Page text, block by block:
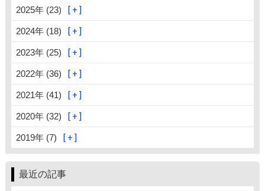
2025年 (23)
2024年 (18)
2023年 (25)
2022年 (36)
2021年 (41)
2020年 (32)
2019年 (7)
最近の記事